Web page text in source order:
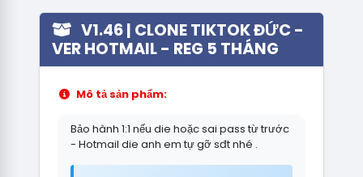
V1.46 | CLONE TIKTOK ĐỨC -
VER HOTMAIL - REG 5 THÁNG
Mô tả sản phẩm:
Bảo hành 1:1 nếu die hoặc sai pass từ trước
- Hotmail die anh em tự gỡ sđt nhé .